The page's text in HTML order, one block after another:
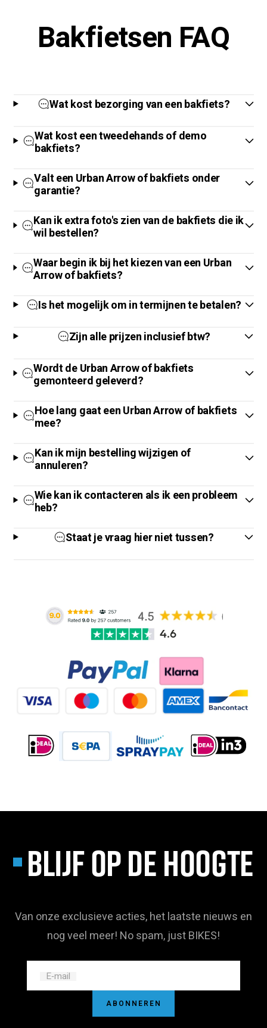
Bakfietsen FAQ
Wat kost bezorging van een bakfiets?
Wat kost een tweedehands of demo
bakfiets?
Valt een Urban Arrow of bakfiets onder
garantie?
Kan ik extra foto's zien van de bakfiets die ik
wil bestellen?
Waar begin ik bij het kiezen van een Urban
Arrow of bakfiets?
Is het mogelijk om in termijnen te betalen?
Zijn alle prijzen inclusief btw?
Wordt de Urban Arrow of bakfiets
gemonteerd geleverd?
Hoe lang gaat een Urban Arrow of bakfiets
mee?
Kan ik mijn bestelling wijzigen of
annuleren?
Wie kan ik contacteren als ik een probleem
heb?
Staat je vraag hier niet tussen?
BLIJF OP DE HOOGTE
Van onze exclusieve acties, het laatste nieuws en
nog veel meer! No spam, just BIKES!
E‑mail
ABONNEREN